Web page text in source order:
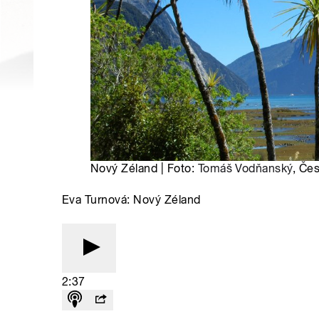
Nový Zéland | Foto: Tomáš Vodňanský,
Eva Turnová: Nový Zéland
2:37